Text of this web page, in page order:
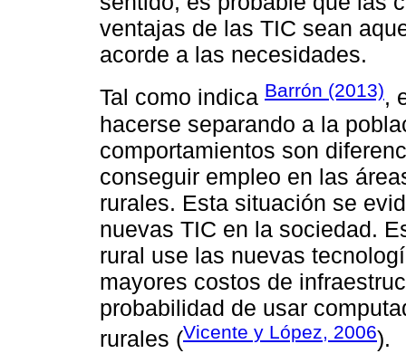
ventajas de las TIC sean
acorde a las necesidades.
Tal como indica Barrón (2013),
hacerse separando a la
comportamientos son
conseguir empleo en las
rurales. Esta situación se
nuevas TIC en la sociedad.
rural use las nuevas
mayores costos de
probabilidad de usar
rurales (Vicente y López, 2006).